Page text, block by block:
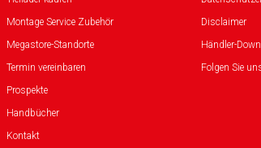
Montage Service Zubehör
Megastore-Standorte
Termin vereinbaren
Prospekte
Handbücher
Kontakt
Disclaimer
Händler-
Folgen Sie